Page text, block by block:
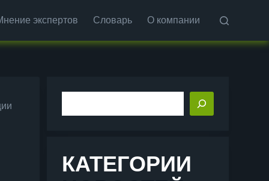
экспертов Словарь О компании
КАТЕГОРИИ